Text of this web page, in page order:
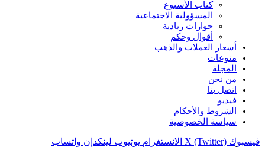
كتاب الأسبوع
المسؤولية الاجتماعية
حوارات ريادية
أقوال وحكم
أسعار العملات والذهب
منوعات
المجلة
من نحن
اتصل بنا
فيديو
الشروط والأحكام
سياسة الخصوصية
فيسبوك X (Twitter) الانستغرام يوتيوب لينكدإن واتساب